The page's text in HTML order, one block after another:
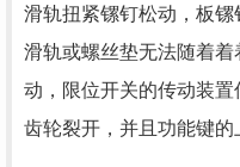
滑轨扭紧镙钉松动，板
滑轨或螺丝垫无法随着
动，限位开关的传动装
齿轮裂开，并且功能键的